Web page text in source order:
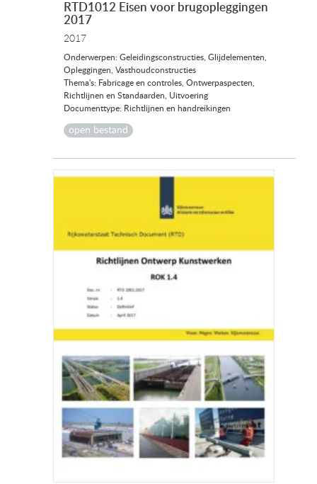
RTD1012 Eisen voor brugopleggingen
2017
2017
Onderwerpen: Geleidingsconstructies, Glijdelementen,
Opleggingen, Vasthoudconstructies
Thema's: Fabricage en controles, Ontwerpaspecten,
Richtlijnen en Standaarden, Uitvoering
Documenttype: Richtlijnen en handreikingen
open bestand